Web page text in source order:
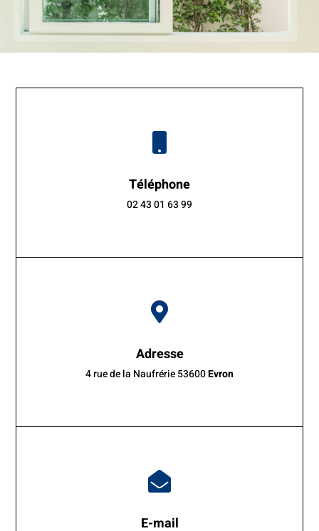
Téléphone
02 43 01 63 99

Adresse
4 rue de la Naufrérie 53600Evron

E-mail